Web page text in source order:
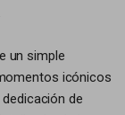
un simple
icónicos
de